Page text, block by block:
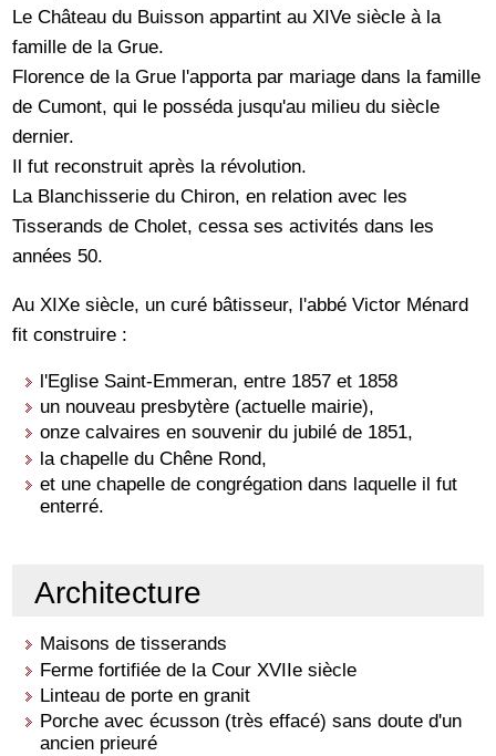
Le Château du Buisson appartint au XIVe siècle à la
famille de la Grue.
Florence de la Grue l'apporta par mariage dans la famille
de Cumont, qui le posséda jusqu'au milieu du siècle
dernier.
Il fut reconstruit après la révolution.
La Blanchisserie du Chiron, en relation avec les
Tisserands de Cholet, cessa ses activités dans les
années 50.
Au XIXe siècle, un curé bâtisseur, l'abbé Victor Ménard
fit construire :
l'Eglise Saint-Emmeran, entre 1857 et 1858
un nouveau presbytère (actuelle mairie),
onze calvaires en souvenir du jubilé de 1851,
la chapelle du Chêne Rond,
et une chapelle de congrégation dans laquelle il fut
enterré.
Architecture
Maisons de tisserands
Ferme fortifiée de la Cour XVIIe siècle
Linteau de porte en granit
Porche avec écusson (très effacé) sans doute d'un
ancien prieuré